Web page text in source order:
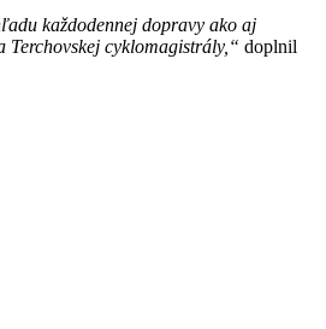
každodennej dopravy ako aj
Terchovskej cyklomagistrály,“ doplnil